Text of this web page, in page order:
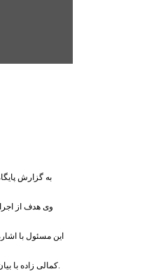
به گزارش
وی هدف از
این مسئول با
کمالی زاده با بیان اینکه مشارکت شهروندان برای مجموعه مدیریت شهری دلگرمی است، افزود: آنچه امروزه توسعه خدمات شهری را تضمین می‌کند مشارکت همه شهروندان در فعالیت‌های شهری است.